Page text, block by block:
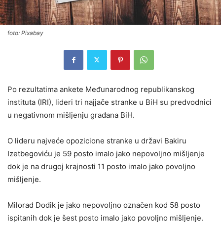
foto: Pixabay
Po rezultatima ankete Međunarodnog republikanskog
instituta (IRI), lideri tri najjače stranke u BiH su predvodnici
u negativnom mišljenju građana BiH.
O lideru najveće opozicione stranke u državi Bakiru
Izetbegoviću je 59 posto imalo jako nepovoljno mišljenje
dok je na drugoj krajnosti 11 posto imalo jako povoljno
mišljenje.
Milorad Dodik je jako nepovoljno označen kod 58 posto
ispitanih dok je šest posto imalo jako povoljno mišljenje.